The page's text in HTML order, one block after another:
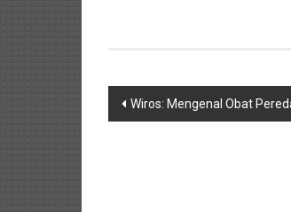
Navigasi
Wiros: Mengenal Obat